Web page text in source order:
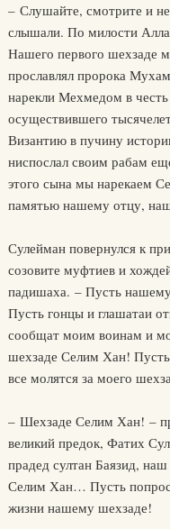
– Слушайте, смотрите и
слышали. По милости
Нашего первого шехзаде
прославлял пророка
нарекли Мехмедом в
осуществившего
Византию в пучину
ниспослал своим рабам
этого сына мы нарекаем
памятью нашему отцу,
Сулейман повернулся к
созовите муфтиев и
падишаха. – Пусть
Пусть гонцы и глашатаи
сообщат моим воинам и
шехзаде Селим Хан!
все молятся за моего
– Шехзаде Селим Хан! –
великий предок, Фатих
прадед султан Баязид,
Селим Хан… Пусть
жизни нашему шехзаде!